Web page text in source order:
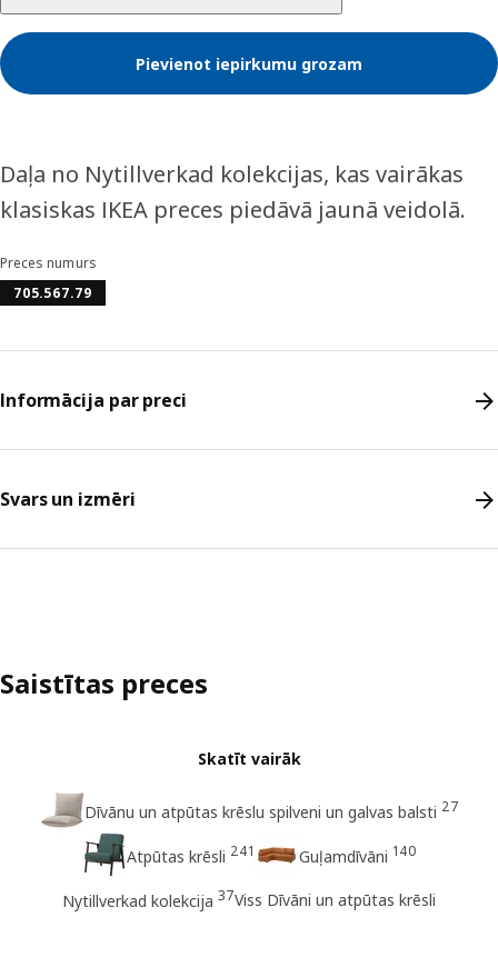
Pievienot iepirkumu grozam
Daļa no Nytillverkad kolekcijas, kas vairākas
klasiskas IKEA preces piedāvā jaunā veidolā.
Preces numurs
705.567.79
Informācija par preci
Svars un izmēri
Saistītas preces
Skatīt vairāk
Dīvānu un atpūtas krēslu spilveni un galvas balsti 27
Atpūtas krēsli 241 Guļamdīvāni 140
Nytillverkad kolekcija 37Viss Dīvāni un atpūtas krēsli